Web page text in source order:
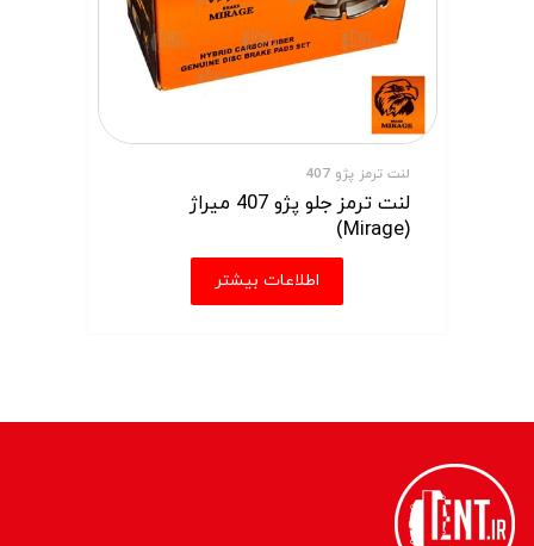
لنت ترمز پژو 407
لنت ترمز جلو پژو 407 میراژ
(Mirage)
اطلاعات بیشتر